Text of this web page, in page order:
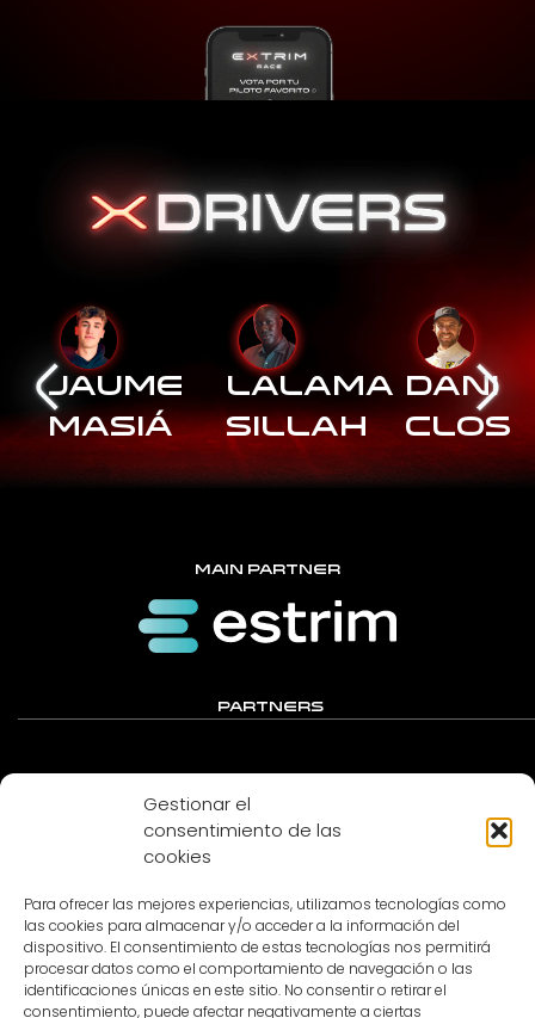
Gestionar el
consentimiento de las
cookies
Para ofrecer las mejores experiencias, utilizamos tecnologías como
las cookies para almacenar y/o acceder a la información del
dispositivo. El consentimiento de estas tecnologías nos permitirá
procesar datos como el comportamiento de navegación o las
identificaciones únicas en este sitio. No consentir o retirar el
consentimiento, puede afectar negativamente a ciertas
Jaume
Masiá
Lalama
Sillah
Dani
Clos
MAIN PARTNER
PARTNERS
MEDIA PARTNER